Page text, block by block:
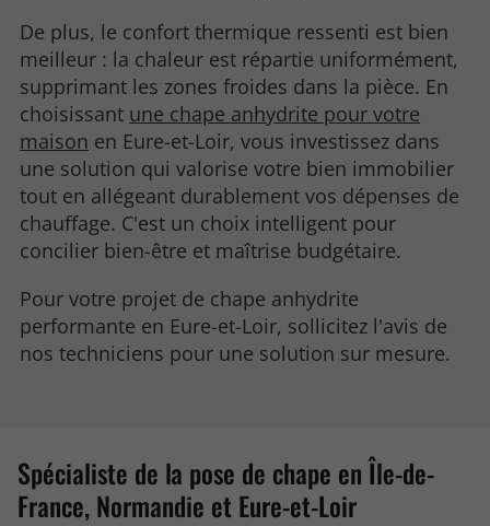
De plus, le confort thermique ressenti est bien
meilleur : la chaleur est répartie uniformément,
supprimant les zones froides dans la pièce. En
choisissant une chape anhydrite pour votre
maison en Eure-et-Loir, vous investissez dans
une solution qui valorise votre bien immobilier
tout en allégeant durablement vos dépenses de
chauffage. C'est un choix intelligent pour
concilier bien-être et maîtrise budgétaire.
Pour votre projet de chape anhydrite
performante en Eure-et-Loir, sollicitez l'avis de
nos techniciens pour une solution sur mesure.
Spécialiste de la pose de chape en Île-de-
France, Normandie et Eure-et-Loir